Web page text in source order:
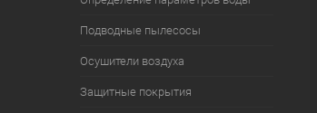
Подводные пылесосы
Осушители воздуха
Защитные покрытия